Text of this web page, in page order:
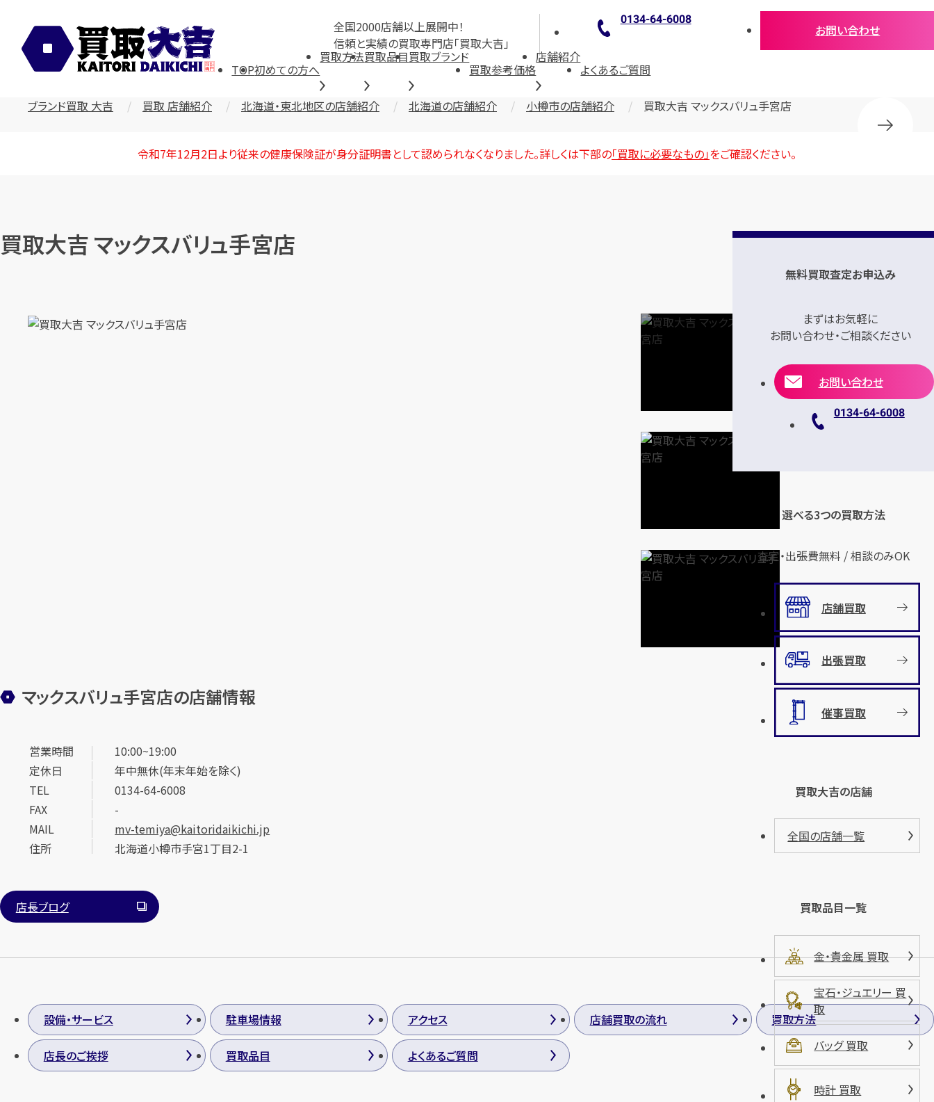
全国2000店舗以上展開中！
信頼と実績の買取専門店「買取大吉」
0134-64-6008
お問い合わせ
TOP初めての方へ
買取方法買取品目買取ブランド
買取参考価格
店舗紹介
よくあるご質問
ブランド買取 大吉 買取 店舗紹介 北海道・東北地区の店舗紹介 北海道の店舗紹介 小樽市の店舗紹介 買取大吉 マックスバリュ手宮店
令和7年12月2日より従来の健康保険証が身分証明書として認められなくなりました。詳しくは下部の「買取に必要なもの」をご確認ください。
買取大吉 マックスバリュ手宮店
マックスバリュ手宮店の店舗情報
営業時間
10:00~19:00
定休日
年中無休(年末年始を除く)
TEL
0134-64-6008
FAX
-
MAIL
mv-temiya@kaitoridaikichi.jp
住所
北海道小樽市手宮1丁目2-1
店長ブログ
設備・サービス 駐車場情報 アクセス 店舗買取の流れ 買取方法
店長のご挨拶 買取品目 よくあるご質問
無料買取査定お申込み
まずはお気軽に
お問い合わせ・ご相談ください
お問い合わせ
0134-64-6008
選べる3つの買取方法
査定・出張費無料 / 相談のみOK
店舗買取
出張買取
催事買取
買取大吉の店舗
全国の店舗一覧
買取品目一覧
金・貴金属 買取
宝石・ジュエリー 買
取
バッグ 買取
時計 買取